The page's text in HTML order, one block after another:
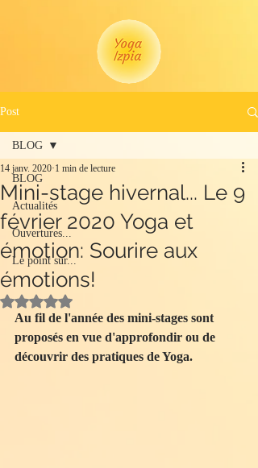
Post
BLOG
Actualités
Ouvertures...
Le point sur...
BLOG
Mini-stage hivernal... Le 9
février 2020 Yoga et
émotion: Sourire aux
émotions!
14 janv. 2020 1 min de lecture
Noté NaN étoiles sur 5.
Au fil de l'année des mini-stages sont
proposés en vue d'approfondir ou de
découvrir des pratiques de Yoga.